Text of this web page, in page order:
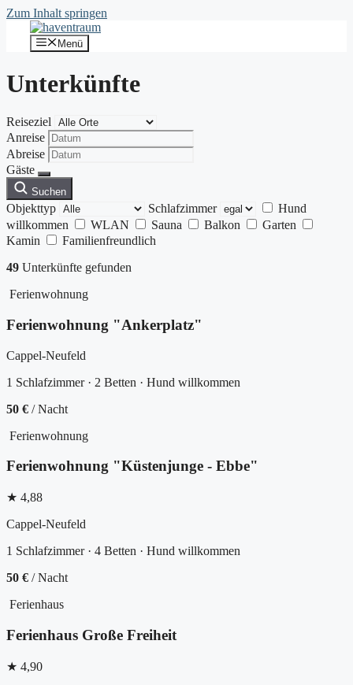
Zum Inhalt springen
Menü
Unter­künfte
Reiseziel
Anreise
Abreise
Gäste
Suchen
Objekttyp Schlafzimmer
Hund
willkommen
WLAN Sauna Balkon
Garten
Kamin
Familienfreundlich
49 Unterkünfte gefunden
Ferienwohnung
Ferienwohnung "Ankerplatz"
Cappel-Neufeld
1 Schlafzimmer · 2 Betten · Hund willkommen
50 € / Nacht
Ferienwohnung
Ferienwohnung "Küstenjunge - Ebbe"
★ 4,88
Cappel-Neufeld
1 Schlafzimmer · 4 Betten · Hund willkommen
50 € / Nacht
Ferienhaus
Ferienhaus Große Freiheit
★ 4,90